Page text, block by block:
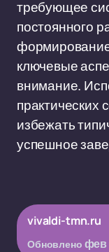
требующее
постоянного
ключевые
внимание.
практических
избежать
успешное
vivaldi-tmn.ru
Обновлено фев